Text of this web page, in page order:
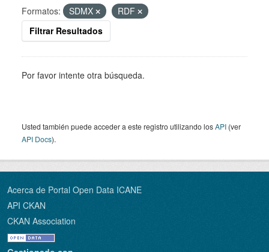
Formatos:
SDMX
RDF
Filtrar Resultados
Por favor intente otra búsqueda.
Usted también puede acceder a este registro utilizando losAPI (ver
API Docs).
Acerca de Portal Open Data ICANE
API CKAN
CKAN Association